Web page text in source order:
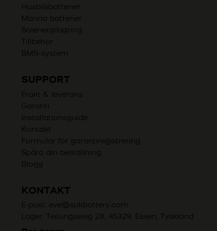
Husbilsbatterier
Marina batterier
Solenergilagring
Tillbehör
BMS-system
SUPPORT
Frakt & leverans
Garanti
Installationsguide
Kontakt
Formulär för garantiregistrering
Spåra din beställning
Blogg
KONTAKT
E-post: eve@sokbattery.com
Lager: Teilungsweg 28, 45329, Essen, Tyskland